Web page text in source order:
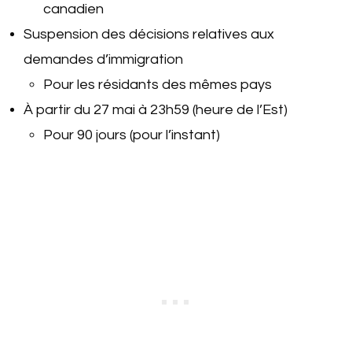
canadien
Suspension des décisions relatives aux
demandes d’immigration
Pour les résidants des mêmes pays
À partir du 27 mai à 23h59 (heure de l’Est)
Pour 90 jours (pour l’instant)